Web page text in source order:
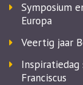
Symposium
Europa
Veertig jaar
Franciscus